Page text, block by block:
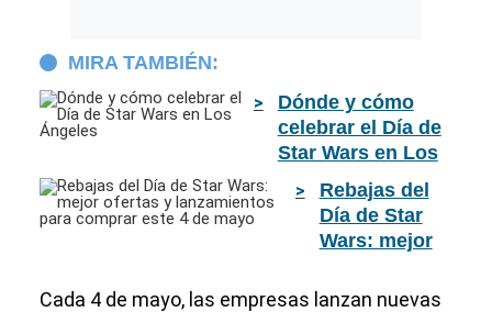
MIRA TAMBIÉN:
Dónde y cómo
celebrar el Día de
Star Wars en Los
Ángeles
Rebajas del
Día de Star
Wars: mejor
lanzamientos
Cada 4 de mayo, las empresas lanzan nuevas